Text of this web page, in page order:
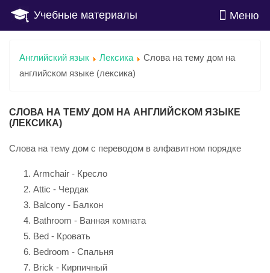
Учебные материалы Меню
Английский язык Лексика
Слова на тему дом на
английском языке (лексика)
СЛОВА НА ТЕМУ ДОМ НА АНГЛИЙСКОМ ЯЗЫКЕ
(ЛЕКСИКА)
Слова на тему дом с переводом в алфавитном порядке
Armchair - Кресло
Attic - Чердак
Balcony - Балкон
Bathroom - Ванная комната
Bed - Кровать
Bedroom - Спальня
Brick - Кирпичный